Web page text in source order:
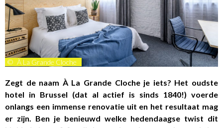
© À La Grande Cloche
Zegt de naam À La Grande Cloche je iets? Het oudste
hotel in Brussel (dat al actief is sinds 1840!) voerde
onlangs een immense renovatie uit en het resultaat mag
er zijn. Ben je benieuwd welke hedendaagse twist dit